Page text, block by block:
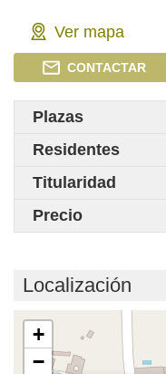
Ver mapa
CONTACTAR
Plazas
Residentes
Titularidad
Precio
Localización
+
−